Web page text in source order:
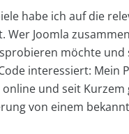
habe ich auf die
Wer Joomla
möchte und
interessiert: Mein
und seit Kurzem
von einem